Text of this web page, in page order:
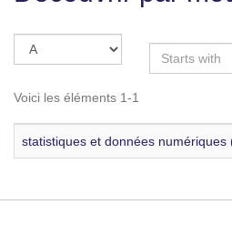
Voici les éléments 1-1
statistiques et données numériques